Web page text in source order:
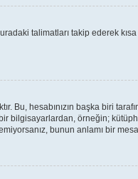
talimatları takip ederek
hesabınızın başka biri
bilgisayarlardan, örneğin;
bunun anlamı bir